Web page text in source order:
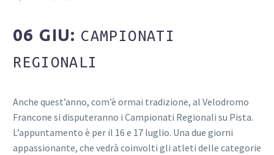
06 GIU: CAMPIONATI
REGIONALI
Anche quest’anno, com’è ormai tradizione, al Velodromo
Francone si disputeranno i Campionati Regionali su Pista.
L’appuntamento è per il 16 e 17 luglio. Una due giorni
appassionante, che vedrà coinvolti gli atleti delle categorie